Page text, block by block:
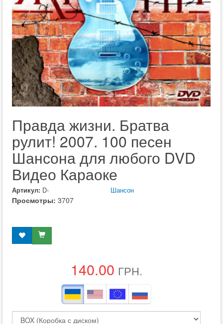
Правда жизни. Братва
рулит! 2007. 100 песен
Шансона для любого DVD
Видео Караоке
Артикул: D- Шансон
Просмотры: 3707
140.00 ГРН.